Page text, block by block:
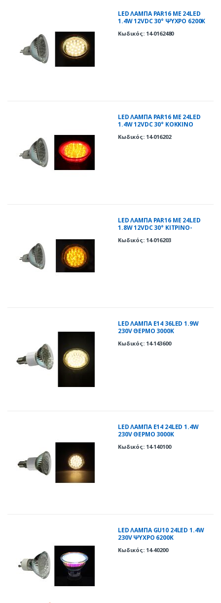
LED ΛΑΜΠΑ PAR16 ΜΕ 24LED
1.4W 12VDC 30° ΨΥΧΡΟ 6200Κ
Κωδικός: 14-0162480
LED ΛΑΜΠΑ PAR16 ME 24LED
1.4W 12VDC 30° ΚΟΚΚΙΝΟ
Κωδικός: 14-016202
LED ΛΑΜΠΑ PAR16 ME 24LED
1.8W 12VDC 30° ΚΙΤΡΙΝΟ-
Κωδικός: 14-016203
LED ΛΑΜΠΑ E14 36LED 1.9W
230V ΘΕΡΜΟ 3000Κ
Κωδικός: 14-143600
LED ΛΑΜΠΑ Ε14 24LED 1.4W
230V ΘΕΡΜΟ 3000Κ
Κωδικός: 14-140100
LED ΛΑΜΠΑ GU10 24LED 1.4W
230V ΨΥΧΡΟ 6200Κ
Κωδικός: 14-40200